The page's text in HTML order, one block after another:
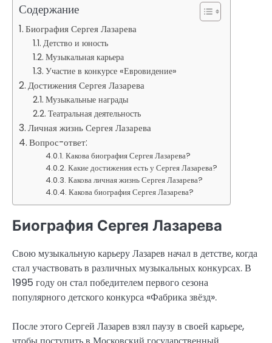
Содержание
Биография Сергея Лазарева
Детство и юность
Музыкальная карьера
Участие в конкурсе «Евровидение»
Достижения Сергея Лазарева
Музыкальные награды
Театральная деятельность
Личная жизнь Сергея Лазарева
Вопрос-ответ:
Какова биография Сергея Лазарева?
Какие достижения есть у Сергея Лазарева?
Какова личная жизнь Сергея Лазарева?
Какова биография Сергея Лазарева?
Биография Сергея Лазарева
Свою музыкальную карьеру Лазарев начал в детстве, когда
стал участвовать в различных музыкальных конкурсах. В
1995 году он стал победителем первого сезона
популярного детского конкурса «Фабрика звёзд».
После этого Сергей Лазарев взял паузу в своей карьере,